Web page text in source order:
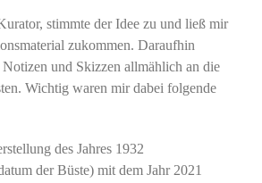
stimmte der Idee zu und ließ mir
zukommen. Daraufhin
und Skizzen allmählich an die
Wichtig waren mir dabei folgende
des Jahres 1932
der Büste) mit dem Jahr 2021